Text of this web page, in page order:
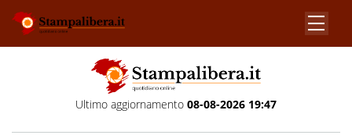
Ultimo aggiornamento 08-08-2026 19:47